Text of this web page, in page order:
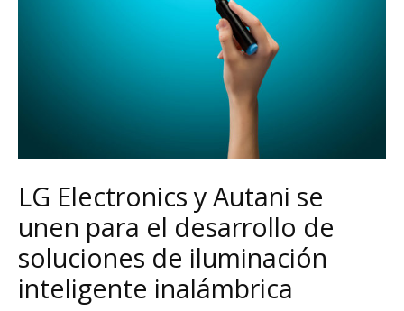
LG Electronics y Autani se
unen para el desarrollo de
soluciones de iluminación
inteligente inalámbrica